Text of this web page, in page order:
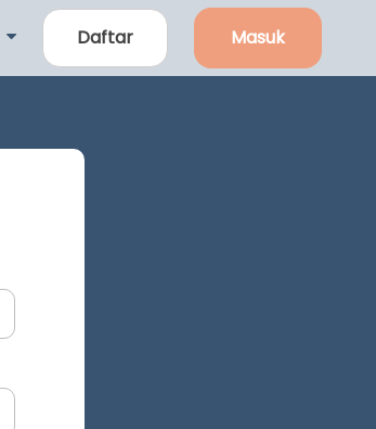
Daftar Masuk